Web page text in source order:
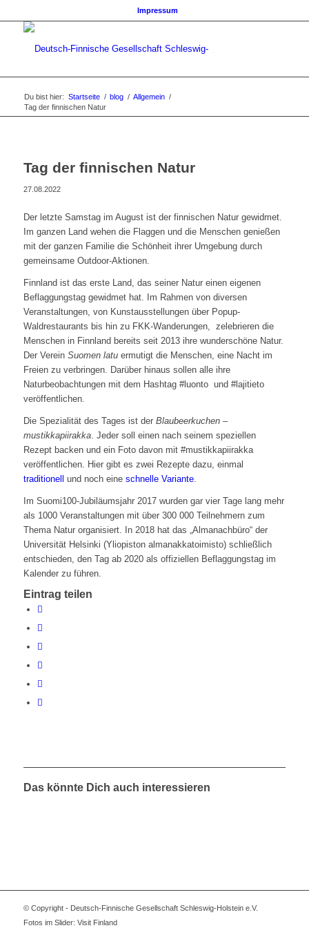
Impressum
Du bist hier: Startseite / blog / Allgemein /
Tag der finnischen Natur
Tag der finnischen Natur
27.08.2022
Der letzte Samstag im August ist der finnischen Natur gewidmet.
Im ganzen Land wehen die Flaggen und die Menschen genießen
mit der ganzen Familie die Schönheit ihrer Umgebung durch
gemeinsame Outdoor-Aktionen.
Finnland ist das erste Land, das seiner Natur einen eigenen
Beflaggungstag gewidmet hat. Im Rahmen von diversen
Veranstaltungen, von Kunstausstellungen über Popup-
Waldrestaurants bis hin zu FKK-Wanderungen, zelebrieren die
Menschen in Finnland bereits seit 2013 ihre wunderschöne Natur.
Der Verein Suomen latuermutigt die Menschen, eine Nacht im
Freien zu verbringen. Darüber hinaus sollen alle ihre
Naturbeobachtungen mit dem Hashtag #luonto und #lajitieto
veröffentlichen.
Die Spezialität des Tages ist der Blaubeerkuchen –
mustikkapiirakka. Jeder soll einen nach seinem speziellen
Rezept backen und ein Foto davon mit #mustikkapiirakka
veröffentlichen. Hier gibt es zwei Rezepte dazu, einmal
traditionell
und noch eine schnelle Variante.
Im Suomi100-Jubiläumsjahr 2017 wurden gar vier Tage lang mehr
als 1000 Veranstaltungen mit über 300 000 Teilnehmern zum
Thema Natur organisiert. In 2018 hat das „Almanachbüro“ der
Universität Helsinki (Yliopiston almanakkatoimisto) schließlich
entschieden, den Tag ab 2020 als offiziellen Beflaggungstag im
Kalender zu führen.
Eintrag teilen
Das könnte Dich auch interessieren
© Copyright - Deutsch-Finnische Gesellschaft Schleswig-Holstein e.V.
Fotos im Slider: Visit Finland